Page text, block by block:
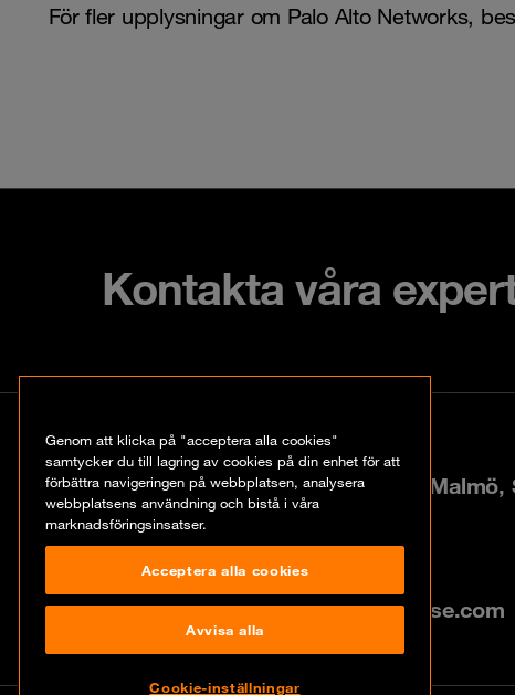
För fler upplysningar om Palo Alto Networks,
Kontakta våra
Kontakt
Hyllie boulevard 40, 21535 Malmö,
+46 10 202 20 13
info@se.orangecyberdefense.com
Genom att klicka på "acceptera alla cookies"
samtycker du till lagring av cookies på din enhet för att
förbättra navigeringen på webbplatsen, analysera
webbplatsens användning och bistå i våra
marknadsföringsinsatser.
Acceptera alla cookies
Avvisa alla
Cookie-inställningar